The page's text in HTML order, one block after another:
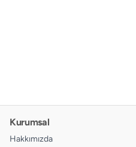
Kurumsal
Hakkımızda